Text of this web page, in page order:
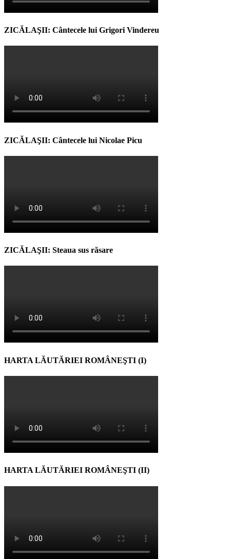
ZICĂLAŞII: Cântecele lui Grigori Vindereu
ZICĂLAŞII: Cântecele lui Nicolae Picu
ZICĂLAŞII: Steaua sus răsare
HARTA LĂUTĂRIEI ROMÂNEŞTI (I)
HARTA LĂUTĂRIEI ROMÂNEŞTI (II)